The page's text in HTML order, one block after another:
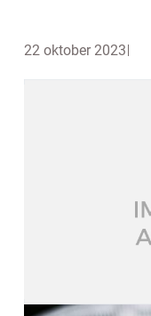
22 oktober 2023